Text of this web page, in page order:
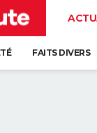
FAITS DIVERS